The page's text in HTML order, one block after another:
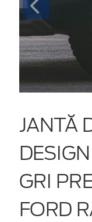
JANTĂ
GRI
FORD